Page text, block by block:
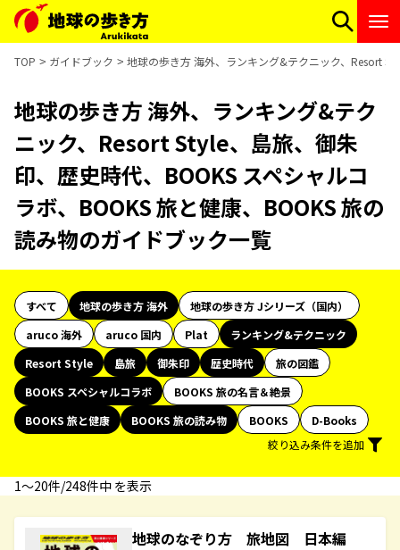
TOP ガイドブック 地球の歩き方 海外、ランキング&テクニック、Resort
地球の歩き方 海外、ランキング&テク
ニック、Resort Style、島旅、御朱
印、歴史時代、BOOKS スペシャルコ
ラボ、BOOKS 旅と健康、BOOKS 旅の
読み物のガイドブック一覧
すべて 地球の歩き方 海外
地球の歩き方 Jシリーズ（国内）
aruco 海外
aruco 国内 Plat
ランキング&テクニック
Resort Style
島旅 御朱印 歴史時代
旅の図鑑
BOOKS スペシャルコラボ
BOOKS 旅の名言＆絶景
BOOKS 旅と健康
BOOKS 旅の読み物 BOOKS
D-Books
絞り込み条件を追加
1〜20件/248件中 を表示
地球のなぞり方 旅地図 日本編